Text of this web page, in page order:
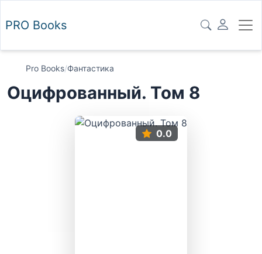
PRO Books
Pro Books/Фантастика
Оцифрованный. Том 8
0.0